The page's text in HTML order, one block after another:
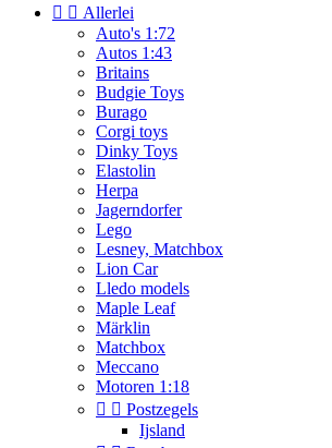
  Allerlei
Auto's 1:72
Autos 1:43
Britains
Budgie Toys
Burago
Corgi toys
Dinky Toys
Elastolin
Herpa
Jagerndorfer
Lego
Lesney, Matchbox
Lion Car
Lledo models
Maple Leaf
Märklin
Matchbox
Meccano
Motoren 1:18
  Postzegels
Ijsland